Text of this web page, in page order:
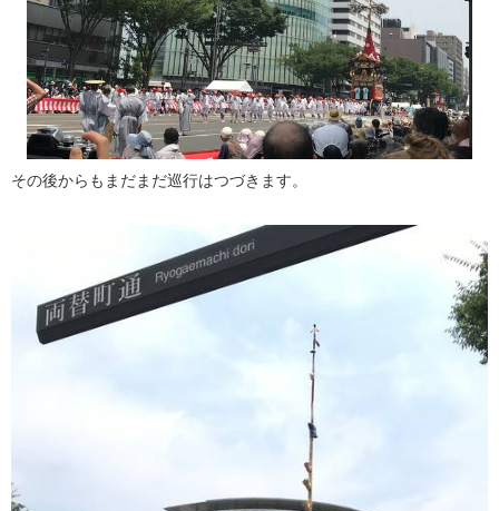
その後からもまだまだ巡行はつづきます。